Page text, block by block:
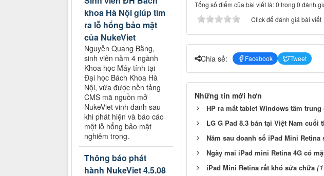
Tổng số điểm của bài viết là: 0 trong 0 đánh
Click để đánh giá bài viết
Chia sẻ: Facebook Tweet
Những tin mới hơn
HP ra mắt tablet Windows tầm
LG G Pad 8.3 bán tại Việt Nam cuối
Năm sau doanh số iPad Mini Retina
Ngày mai iPad mini Retina 4G có
iPad Mini Retina rất khó sửa chữa
khoa Hà Nội giúp tìm
ra lỗ hổng bảo mật
của NukeViet
Nguyễn Quang Bằng,
sinh viên năm 4 ngành
Khoa học Máy tính tại
Đại học Bách Khoa Hà
Nội, vừa được nền tảng
CMS mã nguồn mở
NukeViet vinh danh sau
khi phát hiện và báo cáo
một lỗ hổng bảo mật
nghiêm trọng.
Thông báo phát
hành NukeViet 4.5.08